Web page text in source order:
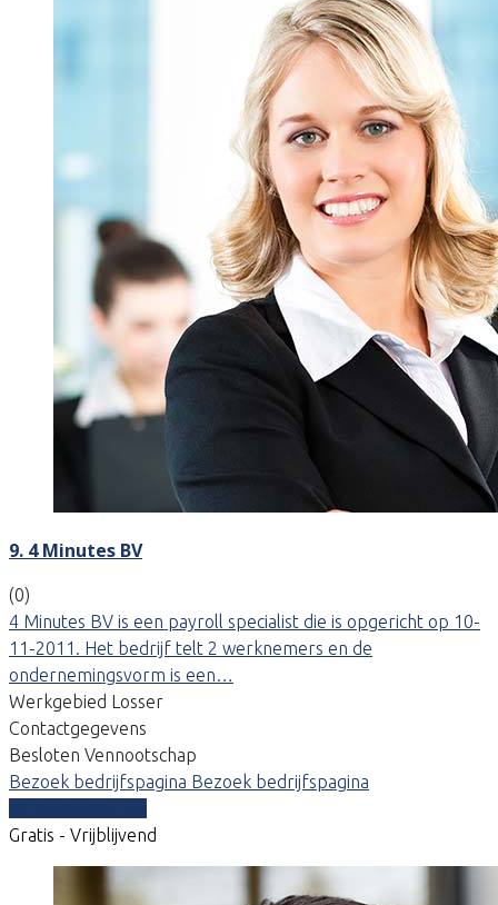
9. 4 Minutes BV
(0)
4 Minutes BV is een payroll specialist die is opgericht op 10-
11-2011. Het bedrijf telt 2 werknemers en de
ondernemingsvorm is een…
Werkgebied Losser
Contactgegevens
Besloten Vennootschap
Bezoek bedrijfspagina Bezoek bedrijfspagina
Gratis - Vrijblijvend